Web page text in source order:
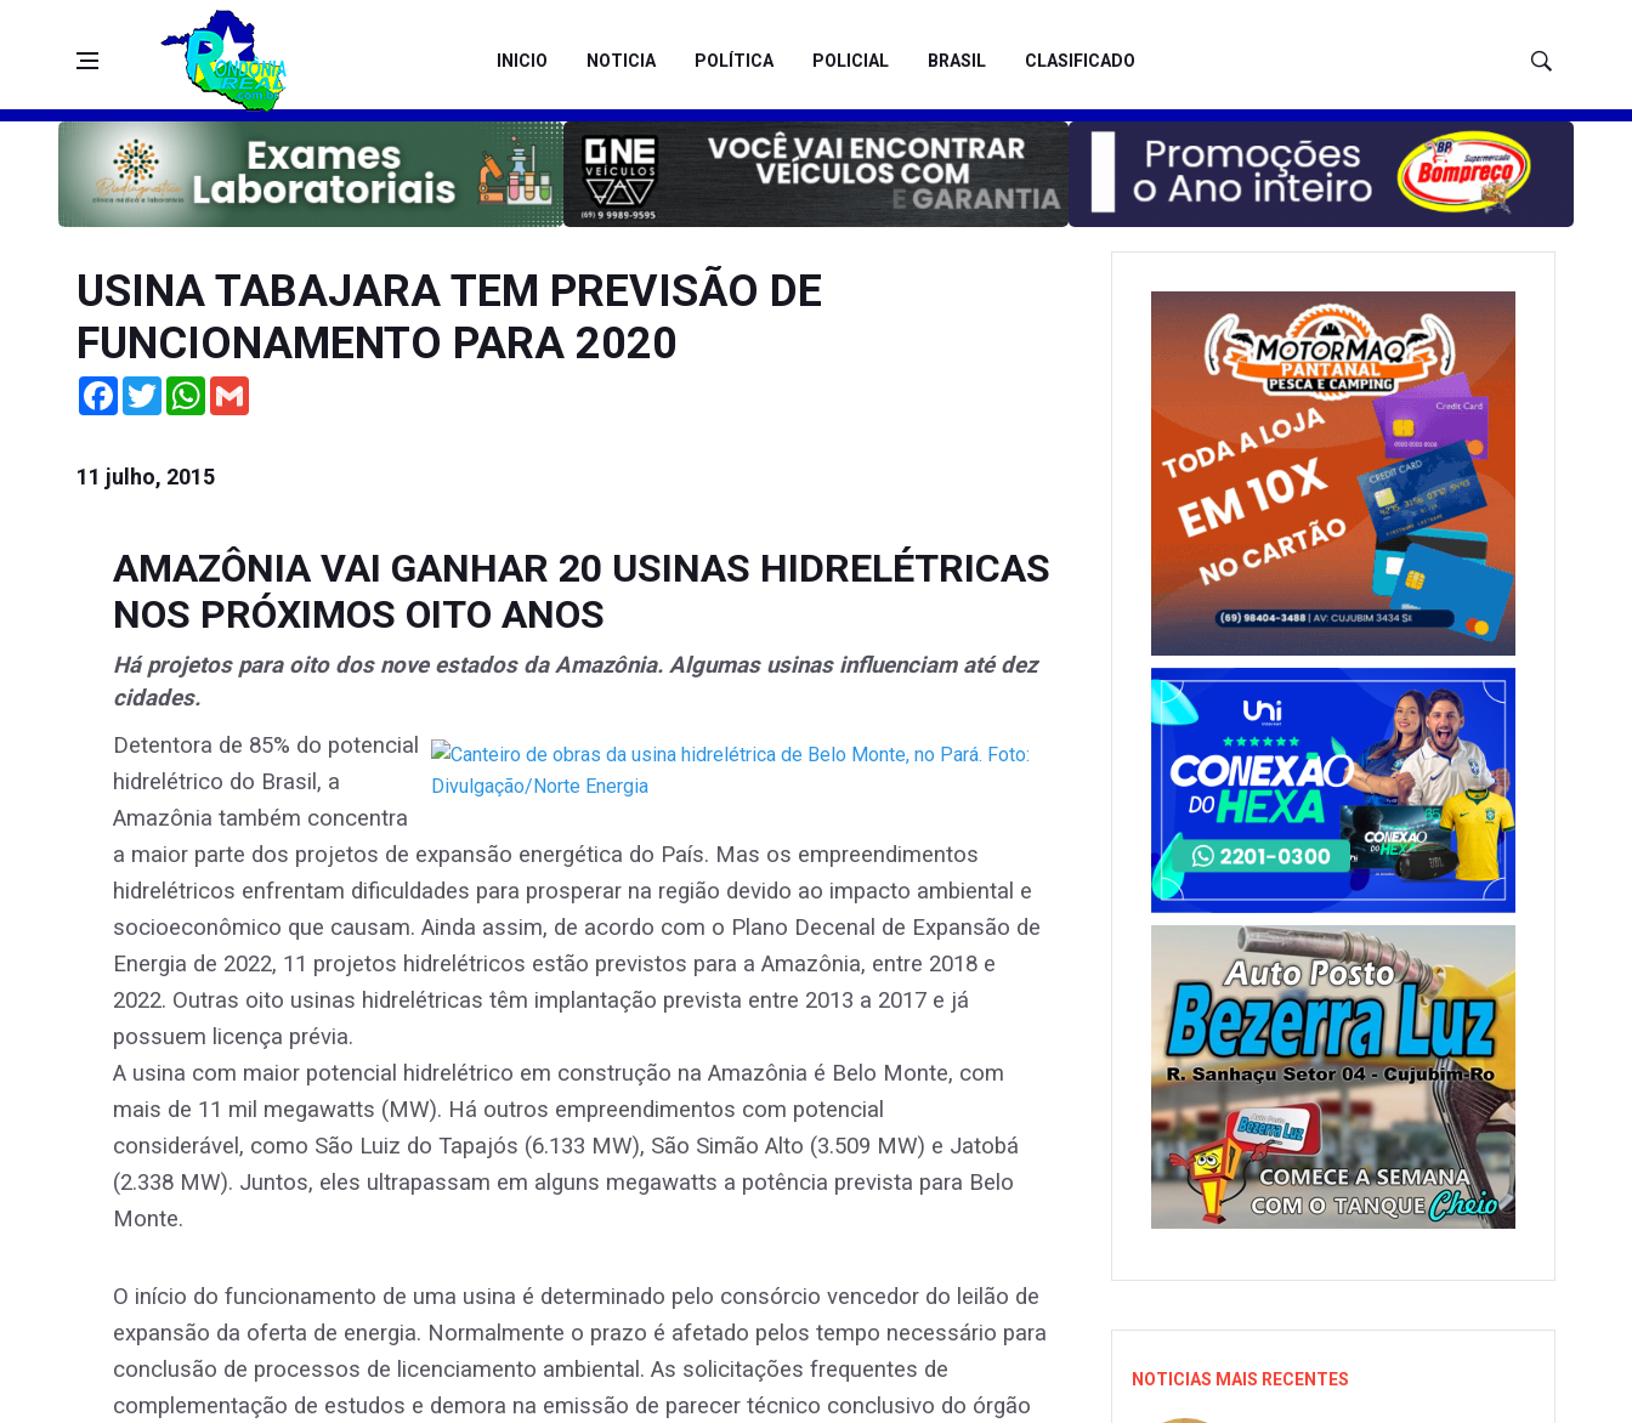
INICIO NOTICIA POLÍTICA POLICIAL BRASIL CLASIFICADO
USINA TABAJARA TEM PREVISÃO DE
FUNCIONAMENTO PARA 2020
Facebook
TwitterWhatsApp
11 julho, 2015
AMAZÔNIA VAI GANHAR 20 USINAS HIDRELÉTRICAS
NOS PRÓXIMOS OITO ANOS
Há projetos para oito dos nove estados da Amazônia. Algumas usinas influenciam até dez
cidades.
Detentora de 85% do potencial
hidrelétrico do Brasil, a
Amazônia também concentra
a maior parte dos projetos de expansão energética do País. Mas os empreendimentos
hidrelétricos enfrentam dificuldades para prosperar na região devido ao impacto ambiental e
socioeconômico que causam. Ainda assim, de acordo com o Plano Decenal de Expansão de
Energia de 2022, 11 projetos hidrelétricos estão previstos para a Amazônia, entre 2018 e
2022. Outras oito usinas hidrelétricas têm implantação prevista entre 2013 a 2017 e já
possuem licença prévia.
A usina com maior potencial hidrelétrico em construção na Amazônia é Belo Monte, com
mais de 11 mil megawatts (MW). Há outros empreendimentos com potencial
considerável, como São Luiz do Tapajós (6.133 MW), São Simão Alto (3.509 MW) e Jatobá
(2.338 MW). Juntos, eles ultrapassam em alguns megawatts a potência prevista para Belo
Monte.
O início do funcionamento de uma usina é determinado pelo consórcio vencedor do leilão de
expansão da oferta de energia. Normalmente o prazo é afetado pelos tempo necessário para
conclusão de processos de licenciamento ambiental. As solicitações frequentes de
complementação de estudos e demora na emissão de parecer técnico conclusivo do órgão
NOTICIAS MAIS RECENTES